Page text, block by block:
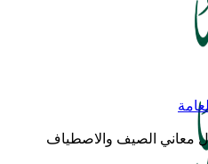
معاني الصيف والاصطياف